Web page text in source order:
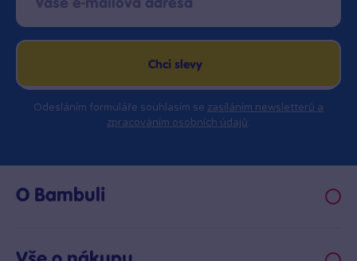
Chci slevy
Odesláním formuláře souhlasím se zasíláním newsletterů a
zpracováním osobních údajů.
O Bambuli